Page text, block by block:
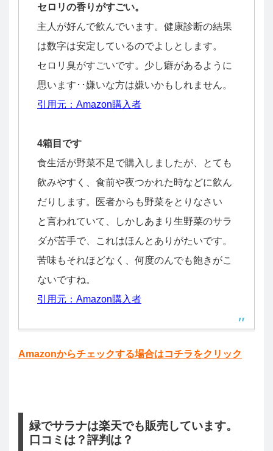
セロリの香りがすごい。
主人が好んで飲んでいます。健康診断の結果
は数字は安定しているのでよしとします。
セロリ臭がすごいです。少し癖があるように
思います･･嫌いな方は嫌いかもしれません。
引用元：Amazon購入者
4箱目です
食生活が野菜不足で購入しましたが、とても
飲みやすく、食前や夜つかれた時などに飲ん
だりします。医者からも野菜をとりなさい
と言われていて、しかしあまり生野菜のサラ
ダが苦手で、これはほんとありがたいです。
苦味もそれほどなく、何度のんでも飽きがこ
ないですね。
引用元：Amazon購入者
Amazonからチェックする場合はコチラをクリック
緑でサラナは楽天でも販売しています。
口コミは？評判は？